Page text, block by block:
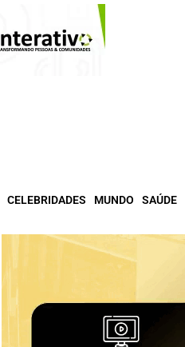
CELEBRIDADES MUNDO SAÚDE